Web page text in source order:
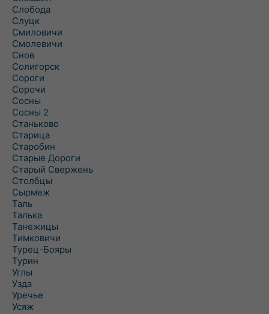
Слобода
Слуцк
Смиловичи
Смолевичи
Снов
Солигорск
Сороги
Сорочи
Сосны
Сосны 2
Станьково
Старица
Старобин
Старые Дороги
Старый Свержень
Столбцы
Сырмеж
Таль
Талька
Танежицы
Тимковичи
Турец-Бояры
Турин
Углы
Узда
Уречье
Усяж